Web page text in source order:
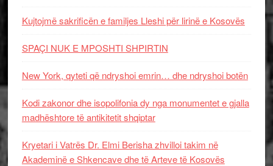
Kujtojmë sakrificën e familjes Lleshi për lirinë e Kosovës
SPAÇI NUK E MPOSHTI SHPIRTIN
New York, qyteti që ndryshoi emrin… dhe ndryshoi botën
Kodi zakonor dhe isopolifonia dy nga monumentet e gjalla
madhështore të antikitetit shqiptar
Kryetari i Vatrës Dr. Elmi Berisha zhvilloi takim në
Akademinë e Shkencave dhe të Arteve të Kosovës